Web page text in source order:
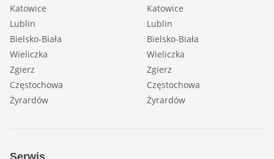
Katowice
Lublin
Bielsko-Biała
Wieliczka
Zgierz
Częstochowa
Żyrardów
Katowice
Lublin
Bielsko-Biała
Wieliczka
Zgierz
Częstochowa
Żyrardów
Serwis